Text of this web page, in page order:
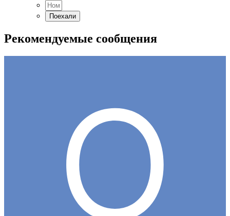
Рекомендуемые сообщения